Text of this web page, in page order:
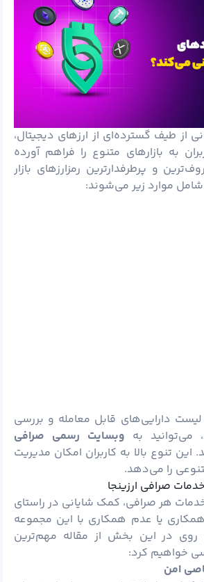
از طیف گسترده‌ای از ارزهای دیجیتال،
به بازارهای متنوع را فراهم آورده
و پرطرفدارترین رمزارزهای بازار
موارد زیر می‌شوند:
دارایی‌های قابل معامله و بررسی
می‌توانید به وبسایت رسمی صرافی
این تنوع بالا به کاربران امکان مدیریت
را می‌دهد.
صرافی ارزینجا
هر صرافی، کمک شایانی در راستای
یا عدم همکاری با این مجموعه
روی در این بخش از مقاله مهم‌ترین
خواهیم کرد:
امن